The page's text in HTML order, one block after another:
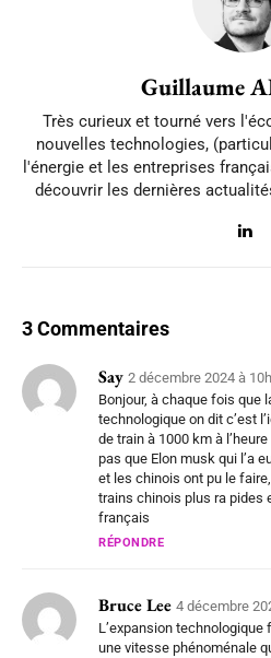
Guillaume
Très curieux et tourné vers
nouvelles technologies,
l'énergie et les entreprises
découvrir les dernières
3 Commentaires
Say 2 décembre 2024 à
Bonjour, à chaque fois que
technologique on dit c’est
de train à 1000 km à
pas que Elon musk qui l’a
et les chinois ont pu le
trains chinois plus ra pides
français
RÉPONDRE
Bruce Lee 4 décembre
L’expansion
une vitesse phénoménale